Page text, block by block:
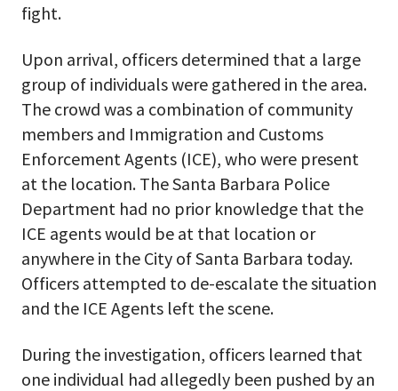
fight.
Upon arrival, officers determined that a large
group of individuals were gathered in the area.
The crowd was a combination of community
members and Immigration and Customs
Enforcement Agents (ICE), who were present
at the location. The Santa Barbara Police
Department had no prior knowledge that the
ICE agents would be at that location or
anywhere in the City of Santa Barbara today.
Officers attempted to de-escalate the situation
and the ICE Agents left the scene.
During the investigation, officers learned that
one individual had allegedly been pushed by an